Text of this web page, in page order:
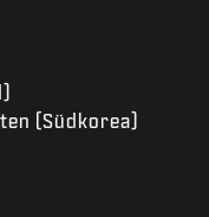
(Südkorea)